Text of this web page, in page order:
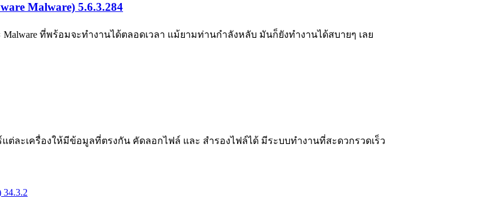
Malware) 5.6.3.284
Malware ที่พร้อมจะทำงานได้ตลอดเวลา แม้ยามท่านกำลังหลับ มันก็ยังทำงานได้สบายๆ เลย
ต่ละเครื่องให้มีข้อมูลที่ตรงกัน คัดลอกไฟล์ และ สำรองไฟล์ได้ มีระบบทำงานที่สะดวกรวดเร็ว